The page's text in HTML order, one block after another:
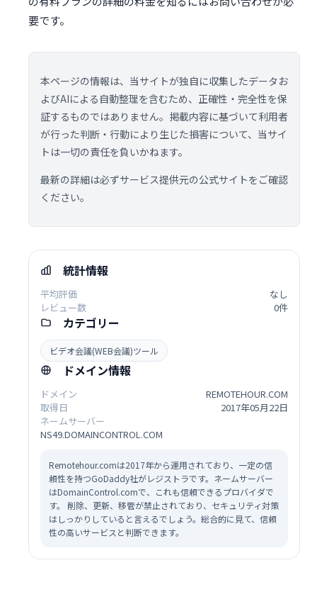
要です。
本ページの情報は、当サイトが独自に収集したデータお
よびAIによる自動整理を含むため、正確性・完全性を保
証するものではありません。掲載内容に基づいて利用者
が行った判断・行動により生じた損害について、当サイ
トは一切の責任を負いかねます。
最新の詳細は必ずサービス提供元の公式サイトをご確認
ください。
統計情報
平均評価
なし
レビュー数
0件
カテゴリー
ビデオ会議(WEB会議)ツール
ドメイン情報
ドメイン
REMOTEHOUR.COM
取得日
2017年05月22日
ネームサーバー
NS49.DOMAINCONTROL.COM
Remotehour.comは2017年から運用されており、一定の信
頼性を持つGoDaddy社がレジストラです。ネームサーバー
はDomainControl.comで、これも信頼できるプロバイダで
す。 削除、更新、移管が禁止されており、セキュリティ対策
はしっかりしていると言えるでしょう。総合的に見て、信頼
性の高いサービスと判断できます。